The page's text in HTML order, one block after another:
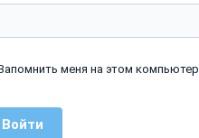
меня на этом